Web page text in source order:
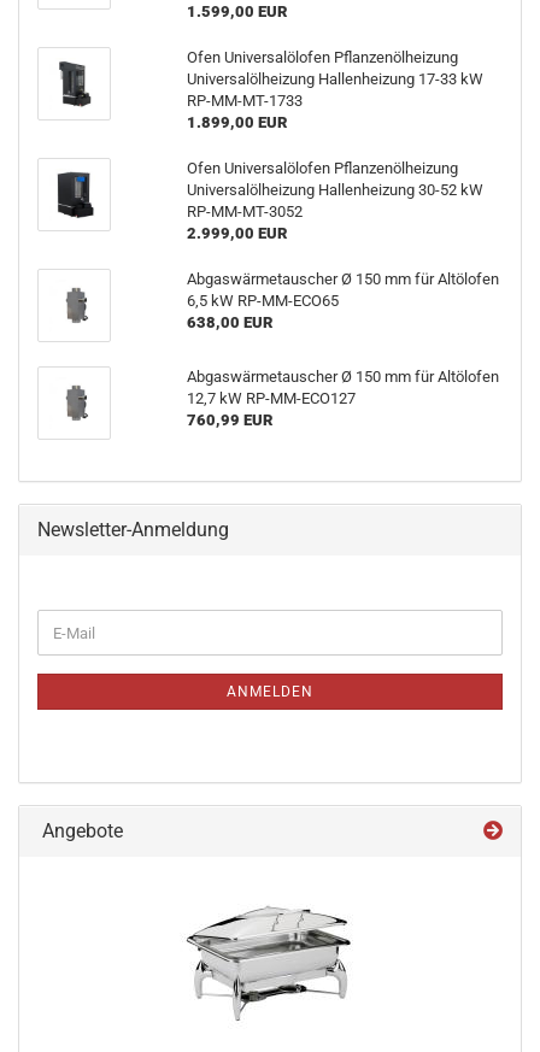
1.599,00 EUR
Ofen Universalölofen Pflanzenölheizung
Universalölheizung Hallenheizung 17-33 kW
RP-MM-MT-1733
1.899,00 EUR
Ofen Universalölofen Pflanzenölheizung
Universalölheizung Hallenheizung 30-52 kW
RP-MM-MT-3052
2.999,00 EUR
Abgaswärmetauscher Ø 150 mm für Altölofen
6,5 kW RP-MM-ECO65
638,00 EUR
Abgaswärmetauscher Ø 150 mm für Altölofen
12,7 kW RP-MM-ECO127
760,99 EUR
Newsletter-Anmeldung
ZUR
E-
Mail
ANMELDEN
Angebote